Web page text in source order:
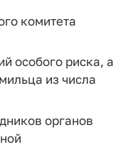
комитета
особого риска, а
из числа
органов